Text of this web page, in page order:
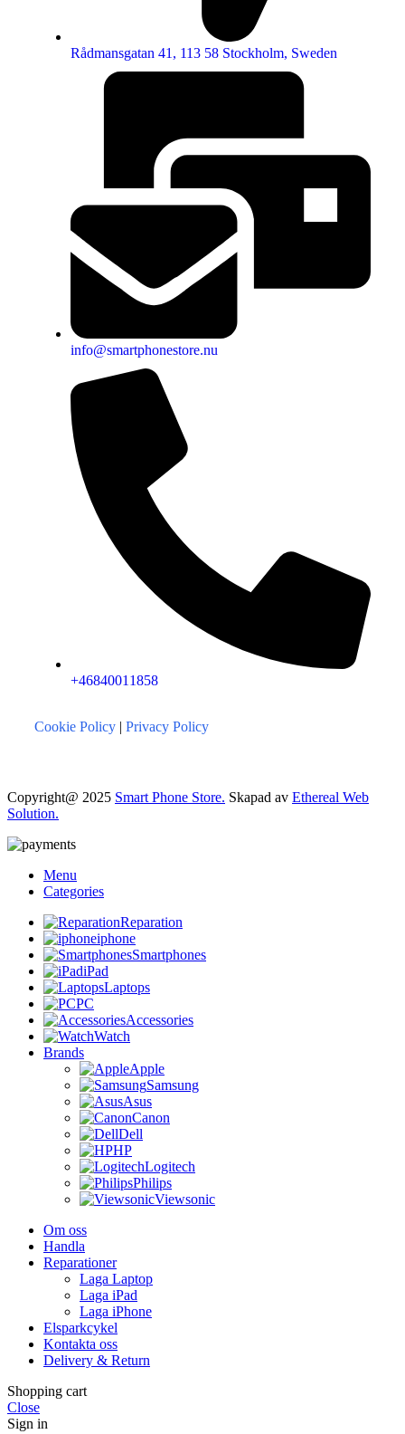
Rådmansgatan 41, 113 58 Stockholm, Sweden
info@smartphonestore.nu
+46840011858
Cookie Policy | Privacy Policy
Copyright@ 2025 Smart Phone Store. Skapad av Ethereal Web
Solution.
Menu
Categories
Reparation
iphone
Smartphones
iPad
Laptops
PC
Accessories
Watch
Brands
Apple
Samsung
Asus
Canon
Dell
HP
Logitech
Philips
Viewsonic
Om oss
Handla
Reparationer
Laga Laptop
Laga iPad
Laga iPhone
Elsparkcykel
Kontakta oss
Delivery & Return
Shopping cart
Close
Sign in